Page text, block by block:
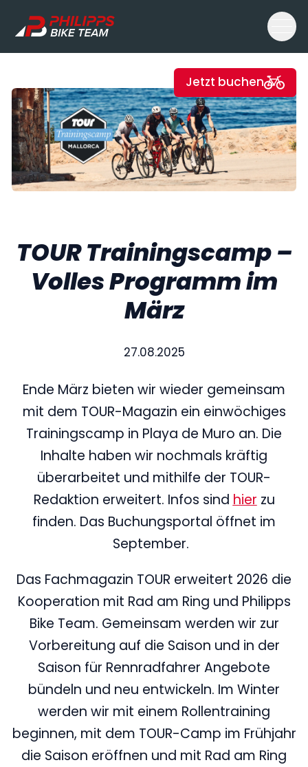
Philipps Bike Team
Jetzt buchen
TOUR Trainingscamp –
Volles Programm im
März
27.08.2025
Ende März bieten wir wieder gemeinsam
mit dem TOUR-Magazin ein einwöchiges
Trainingscamp in Playa de Muro an. Die
Inhalte haben wir nochmals kräftig
überarbeitet und mithilfe der TOUR-
Redaktion erweitert. Infos sindhierzu
finden. Das Buchungsportal öffnet im
September.
Das Fachmagazin TOUR erweitert 2026 die
Kooperation mit Rad am Ring und Philipps
Bike Team. Gemeinsam werden wir zur
Vorbereitung auf die Saison und in der
Saison für Rennradfahrer Angebote
bündeln und neu entwickeln. Im Winter
werden wir mit einem Rollentraining
beginnen, mit dem TOUR-Camp im Frühjahr
die Saison eröffnen und mit Rad am Ring